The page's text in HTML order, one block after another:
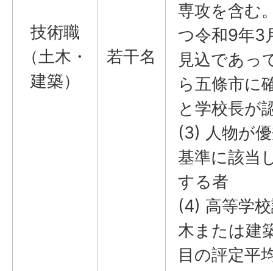
技術職
（土木・
建築）
若干名
専攻を含む
つ令和9年3
見込であっ
ら五條市に
と学校長が
(3) 人物が
基準に該当
する者
(4) 高等学
木または建
目の評定平